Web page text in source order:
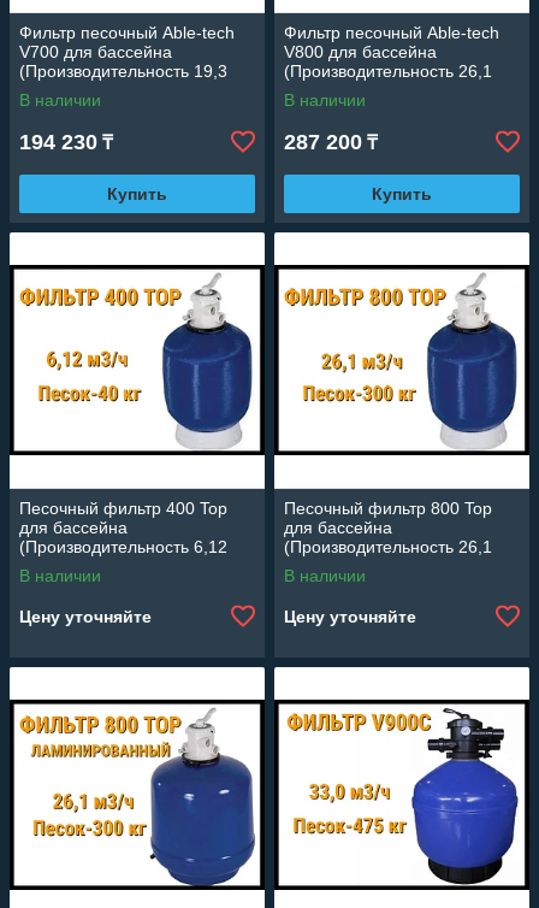
Фильтр песочный Able-tech
V700 для бассейна
(Производительность 19,3
м3/ч, диаметр 700 мм)
В наличии
194 230 ₸
Купить
Фильтр песочный Able-tech
V800 для бассейна
(Производительность 26,1
м3/ч, диаметр 800 мм)
В наличии
287 200 ₸
Купить
Песочный фильтр 400 Top
для бассейна
(Производительность 6,12
м3/ч)
В наличии
Цену уточняйте
Песочный фильтр 800 Top
для бассейна
(Производительность 26,1
м3/ч)
В наличии
Цену уточняйте